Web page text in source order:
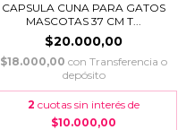
CAPSULA CUNA PARA GATOS
MASCOTAS 37 CM T...
$20.000,00
$18.000,00 con Transferencia o
depósito
2 cuotas sin interés de
$10.000,00